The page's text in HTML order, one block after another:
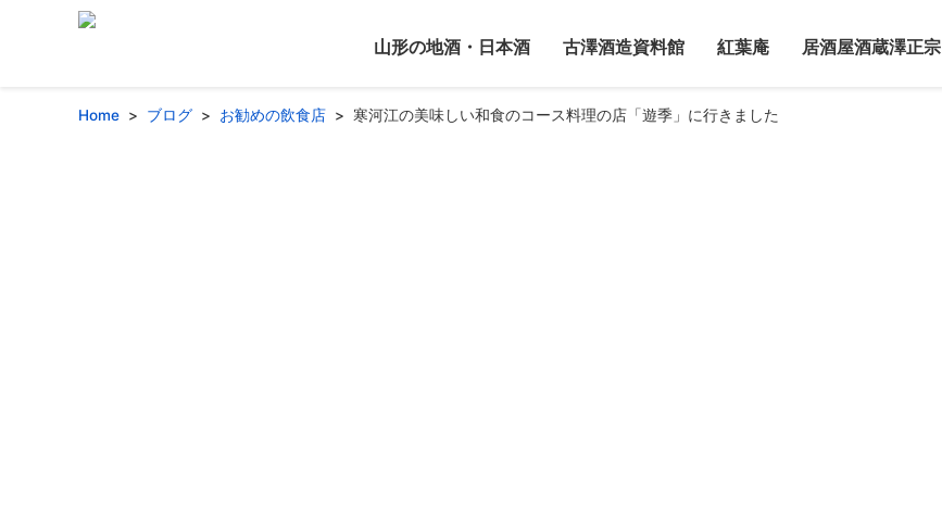
山形の地酒・日本酒 古澤酒造資料館 紅葉庵 居酒屋酒蔵澤正宗
Home ブログ お勧めの飲食店 寒河江の美味しい和食のコース料理の店「遊季」に行きました